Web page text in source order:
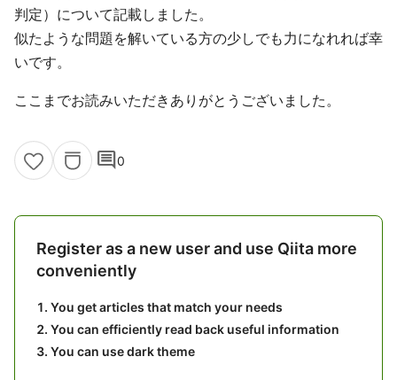
判定）について記載しました。
似たような問題を解いている方の少しでも力になれれば幸
いです。
ここまでお読みいただきありがとうございました。
comment0
Register as a new user and use Qiita more
conveniently
You get articles that match your needs
You can efficiently read back useful information
You can use dark theme